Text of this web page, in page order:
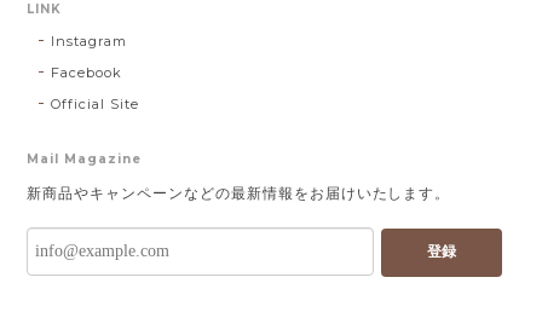
LINK
Instagram
Facebook
Official Site
Mail Magazine
新商品やキャンペーンなどの最新情報をお届けいたします。
登録